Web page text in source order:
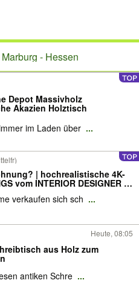
Marburg - Hessen
Depot Massivholz
Akazien Holztisch
im Laden über ...
| hochrealistische 4K-
vom INTERIOR DESIGNER |
schneller verkaufen |
| Eigentumswohnung |
verkaufen sich sch ...
Heute, 08:05
aus Holz zum
antiken Schre ...